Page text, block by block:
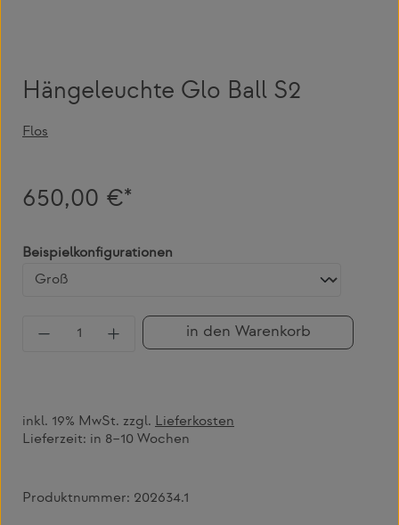
Hängeleuchte Glo Ball S2
Flos
650,00 €*
Beispielkonfigurationen
Produkt Anzahl: Gib den gewünschten
in den Warenkorb
inkl. 19% MwSt. zzgl. Lieferkosten
Lieferzeit: in 8–10 Wochen
Produktnummer: 202634.1